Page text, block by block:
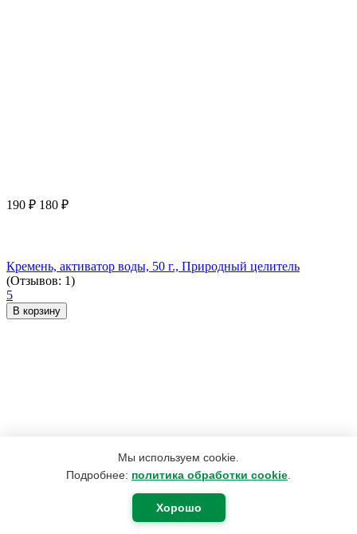
Мы используем cookie.
Подробнее: политика обработки cookie
Хорошо
190 ₽ 180 ₽
Кремень, активатор воды, 50 г., Природный целитель
(Отзывов: 1)
5
В корзину